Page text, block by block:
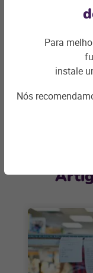
Podemos te
Para
instale
Nós